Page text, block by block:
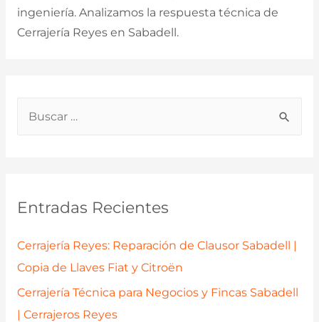
p
o
:
Entradas Recientes
Cerrajería Reyes: Reparación de Clausor Sabadell |
Copia de Llaves Fiat y Citroën
Cerrajería Técnica para Negocios y Fincas Sabadell
| Cerrajeros Reyes
ingeniería. Analizamos la respuesta técnica de
Cerrajería Reyes en Sabadell.